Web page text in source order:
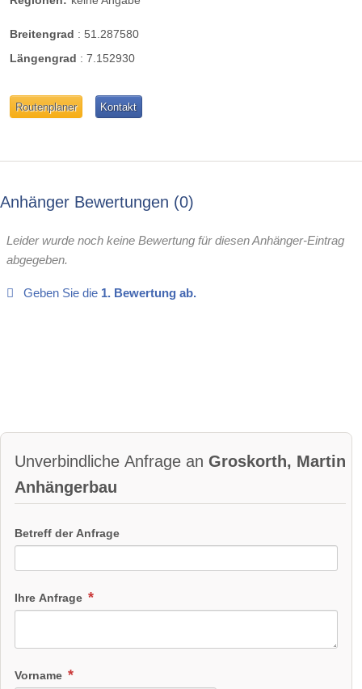
Breitengrad : 51.287580
Längengrad : 7.152930
Routenplaner Kontakt
Anhänger Bewertungen 0
Leider wurde noch keine Bewertung für diesen Anhänger-Eintrag
abgegeben.
Geben Sie die 1. Bewertung ab.
Unverbindliche Anfrage an Groskorth, Martin
Anhängerbau
Betreff der Anfrage
Ihre Anfrage
Vorname